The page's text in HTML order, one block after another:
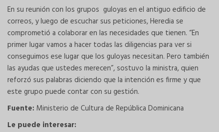
En su reunión con los grupos guloyas en el antiguo edificio de
correos, y luego de escuchar sus peticiones, Heredia se
comprometió a colaborar en las necesidades que tienen. “En
primer lugar vamos a hacer todas las diligencias para ver si
conseguimos ese lugar que los guloyas necesitan. Pero también
las ayudas que ustedes merecen”, sostuvo la ministra, quien
reforzó sus palabras diciendo que la intención es firme y que
este grupo puede contar con su gestión.
Fuente: Ministerio de Cultura de República Dominicana
Le puede interesar: